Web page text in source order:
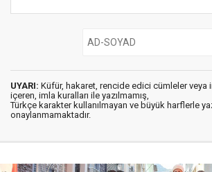
UYARI: Küfür, hakaret, rencide edici cümleler veya
içeren, imla kuralları ile yazılmamış,
Türkçe karakter kullanılmayan ve büyük harflerle
onaylanmamaktadır.